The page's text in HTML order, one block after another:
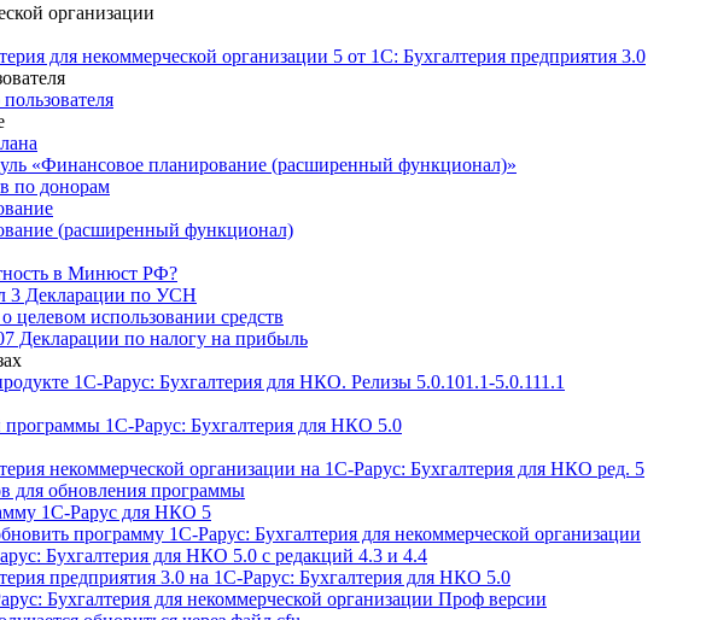
организации
для некоммерческой организации 5 от 1С: Бухгалтерия предприятия 3.0
«Финансовое планирование (расширенный функционал)»
по донорам
(расширенный функционал)
в Минюст РФ?
3 Декларации по УСН
целевом использовании средств
Декларации по налогу на прибыль
1С-Рарус: Бухгалтерия для НКО. Релизы 5.0.101.1-5.0.111.1
программы 1С-Рарус: Бухгалтерия для НКО 5.0
некоммерческой организации на 1С-Рарус: Бухгалтерия для НКО ред. 5
для обновления программы
1С-Рарус для НКО 5
программу 1С-Рарус: Бухгалтерия для некоммерческой организации
Бухгалтерия для НКО 5.0 с редакций 4.3 и 4.4
предприятия 3.0 на 1С-Рарус: Бухгалтерия для НКО 5.0
Бухгалтерия для некоммерческой организации Проф версии